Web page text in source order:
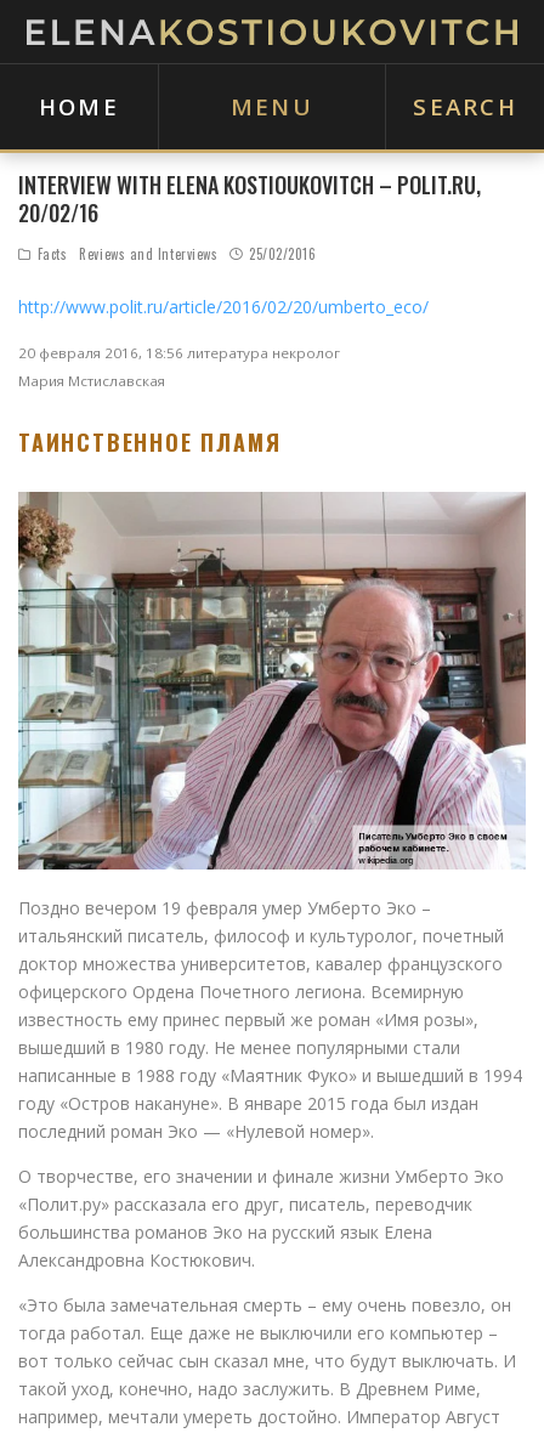
HOME MENU SEARCH
INTERVIEW WITH ELENA KOSTIOUKOVITCH – POLIT.RU,
20/02/16
Facts Reviews and Interviews 25/02/2016
http://www.polit.ru/article/2016/02/20/umberto_eco/
20 февраля 2016, 18:56 литература некролог
Мария Мстиславская
ТАИНСТВЕННОЕ ПЛАМЯ
Поздно вечером 19 февраля умер Умберто Эко –
итальянский писатель, философ и культуролог, почетный
доктор множества университетов, кавалер французского
офицерского Ордена Почетного легиона. Всемирную
известность ему принес первый же роман «Имя розы»,
вышедший в 1980 году. Не менее популярными стали
написанные в 1988 году «Маятник Фуко» и вышедший в 1994
году «Остров накануне». В январе 2015 года был издан
последний роман Эко — «Нулевой номер».
О творчестве, его значении и финале жизни Умберто Эко
«Полит.ру» рассказала его друг, писатель, переводчик
большинства романов Эко на русский язык Елена
Александровна Костюкович.
«Это была замечательная смерть – ему очень повезло, он
тогда работал. Еще даже не выключили его компьютер –
вот только сейчас сын сказал мне, что будут выключать. И
такой уход, конечно, надо заслужить. В Древнем Риме,
например, мечтали умереть достойно. Император Август